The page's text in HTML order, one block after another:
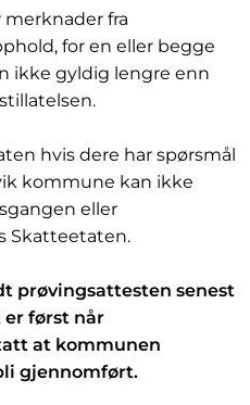
fra
for en eller begge
ikke gyldig lengre enn
hvis dere har spørsmål
kommune kan ikke
eller
Skatteetaten.
prøvingsattesten senest
er først når
at kommunen
gjennomført.